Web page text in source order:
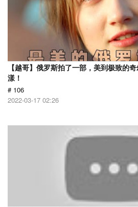
【越哥】俄罗斯拍了一部，美到极致的
漾！
# 106
2022-03-17 02:26